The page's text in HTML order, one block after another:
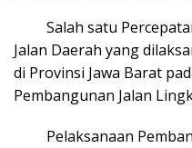
Salah satu
Jalan Daerah yang
di Provinsi Jawa Barat
Pembangunan Jalan
Pelaksanaan